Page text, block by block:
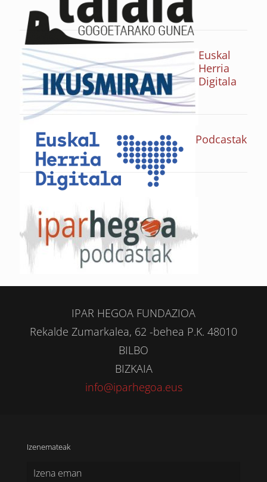
Euskal
Herria
Digitala
Podcastak
IPAR HEGOA FUNDAZIOA
Rekalde Zumarkalea, 62 -behea P.K. 48010
BILBO
BIZKAIA
info@iparhegoa.eus
Izenemateak
Izena eman